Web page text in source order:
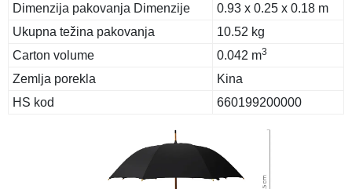
Dimenzija pakovanja Dimenzije
0.93 x 0.25 x 0.18 m
Ukupna težina pakovanja
10.52 kg
Carton volume
0.042 m3
Zemlja porekla
Kina
HS kod
660199200000